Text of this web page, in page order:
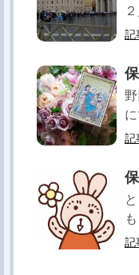
記
記
記